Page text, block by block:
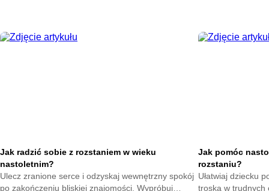
Jak radzić sobie z rozstaniem w wieku
nastoletnim?
Ulecz zranione serce i odzyskaj wewnętrzny spokój
po zakończeniu bliskiej znajomości. Wypróbuj
Jak pomóc
rozstaniu?
Ułatwiaj dziecku
troską w trudnych